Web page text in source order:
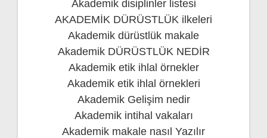
Akademik disiplinler listesi
AKADEMİK DÜRÜSTLÜK ilkeleri
Akademik dürüstlük makale
Akademik DÜRÜSTLÜK NEDİR
Akademik etik ihlal örnekler
Akademik etik ihlal örnekleri
Akademik Gelişim nedir
Akademik intihal vakaları
Akademik makale nasıl Yazılır